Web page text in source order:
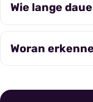
Wie lange
Woran